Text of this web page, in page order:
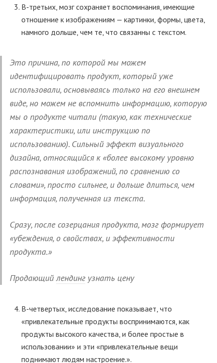
В-третьих, мозг сохраняет воспоминания, имеющие
отношение к изображениям — картинки, формы, цвета,
намного дольше, чем те, что связанны с текстом.
Это причина, по которой мы можем
идентифицировать продукт, который уже
использовали, основываясь только на его внешнем
виде, но можем не вспомнить информацию, которую
мы о продукте читали (такую, как технические
характеристики, или инструкцию по
использованию). Сильный эффект визуального
дизайна, относящийся к «более высокому уровню
распознавания изображений, по сравнению со
словами», просто сильнее, и дольше длиться, чем
информация, полученная из текста.
Сразу, после созерцания продукта, мозг формирует
«убеждения, о свойствах, и эффективности
продукта.»
Продающийлендинг узнать цену
В-четвертых, исследование показывает, что
«привлекательные продукты воспринимаются, как
продукты высокого качества, и более простые в
использовании» и эти «привлекательные вещи
поднимают людям настроение.».